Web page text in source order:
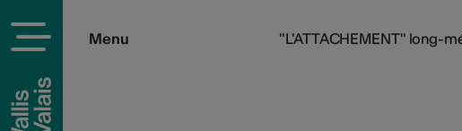
Menu "L'ATTACHEMENT" long-